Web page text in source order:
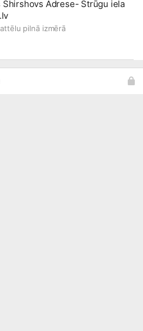
Adrese- Strūgu iela
pilnā izmērā